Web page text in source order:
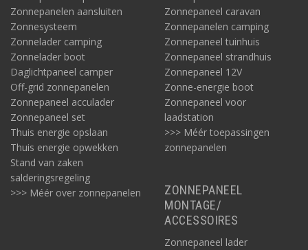
Zonnepanelen aansluiten
Zonnesysteem
Zonnelader camping
Zonnelader boot
Daglichtpaneel camper
Off-grid zonnepanelen
Zonnepaneel acculader
Zonnepaneel set
Thuis energie opslaan
Thuis energie opwekken
Stand van zaken
salderingsregeling
>>> Méér over zonnepanelen
Zonnepaneel caravan
Zonnepanelen camping
Zonnepaneel tuinhuis
Zonnepaneel strandhuis
Zonnepaneel 12V
Zonne-energie boot
Zonnepaneel voor
laadstation
>>> Méér toepassingen
zonnepanelen
ZONNEPANEEL
MONTAGE/
ACCESSOIRES
Zonnepaneel lader